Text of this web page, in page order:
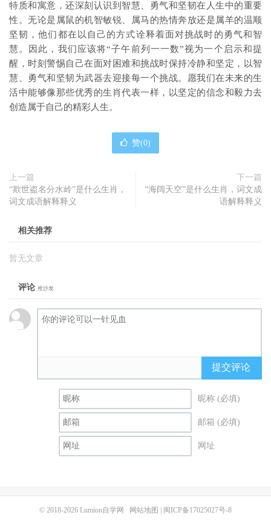
特质和寓意，还深刻认识到智慧、勇气和坚韧在人生中的重要
性。无论是属鼠的机智敏锐、属马的热情奔放还是属羊的温顺
坚韧，他们都在以自己的方式诠释着面对挑战时的勇气和智
慧。因此，我们应该将“子午前列一一数”视为一个启示和提
醒，时刻警惕自己在面对困难和挑战时保持冷静和坚定，以智
慧、勇气和坚韧为武器去迎接每一个挑战。愿我们在未来的生
活中能够像那些优秀的生肖代表一样，以坚定的信念和毅力去
创造属于自己的精彩人生。
赞(0)
上一篇
“欺世盗名分水岭”是什么生肖，
词文成语解释释义
下一篇
“海阔天空”是什么生肖，词文成
语解释释义
相关推荐
暂无文章
评论 抢沙发
提交评论
昵称 (必填)
邮箱 (必填)
网址
© 2018-2026 Lumion自学网 网站地图 闽ICP备17025027号-8